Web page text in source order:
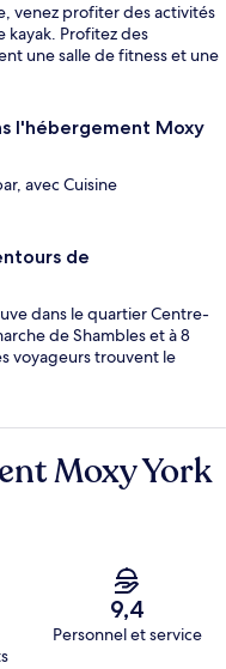
venez profiter des activités
kayak. Profitez des
une salle de fitness et une
l'hébergement Moxy
avec Cuisine
de
dans le quartier Centre-
de Shambles et à 8
voyageurs trouvent le
Moxy York
9,4
Personnel et service